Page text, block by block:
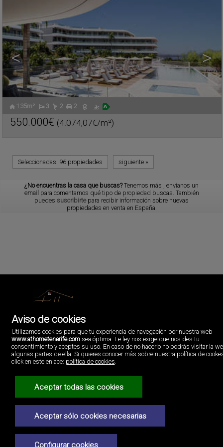
< >
135m² 3 2 2
550.000€ (4.074,07€/m²)
Seleccionadas: 96 propiedades siguiente »
¿No encuentras la casa que buscas?Tenemos más
, envíanos un
email para comentarnos qué tipo de propiedad buscas. También
puedes suscribirtepara recibir información sobre nuevas
propiedades en venta en España.
AtHome Luxury Realty
Callao Salvaje, Sta. Cruz de Tenerife
España
637391719
Aviso Legal
Política de privacidad
Aviso de cookies
Utilizamos cookies para que tu experiencia de navegación por nuestra web
www.athometenerife.comsea óptima. Le ley nos exige que nos des tu
consentimiento y aceptes su uso. En caso de no hacerlo no podrás visitar la
algunas partes de ella. Si quieres conocer más sobre nuestra política de
click en este enlace: política de cookies
Aceptar todas las cookies
Aceptar sólo cookies necesarias
Configurar cookies